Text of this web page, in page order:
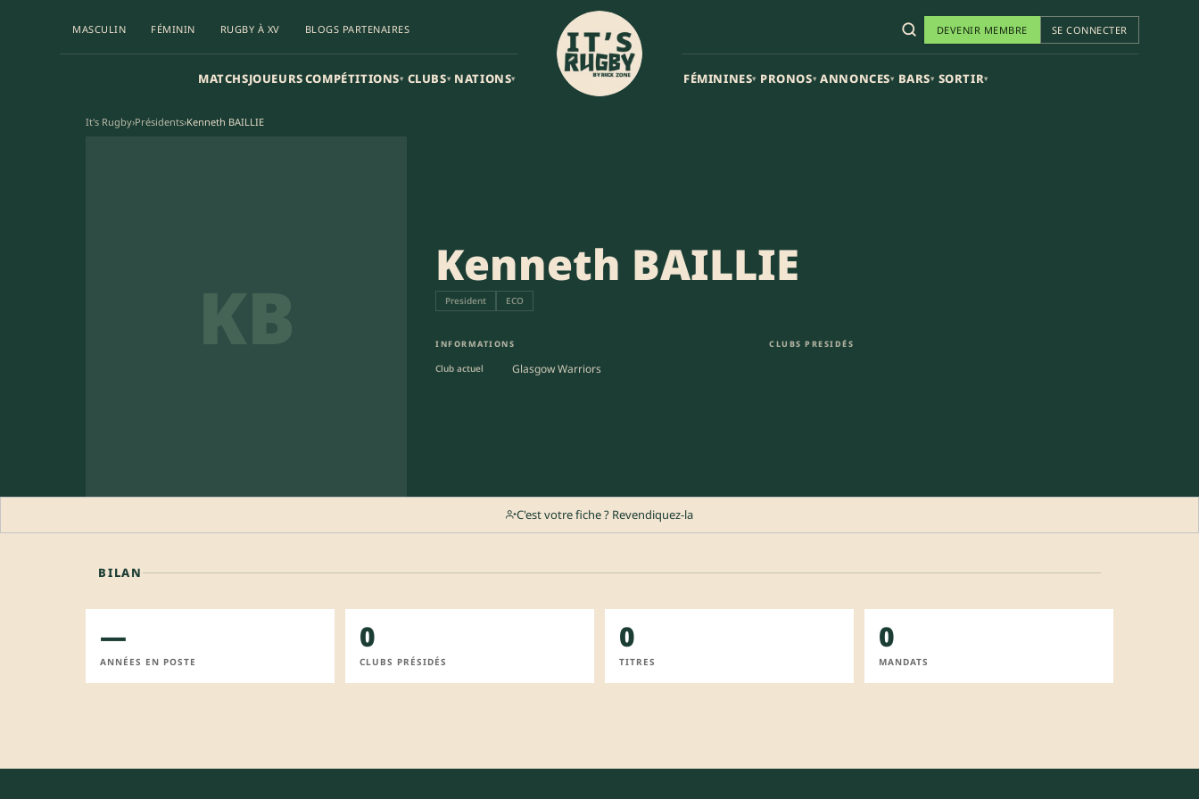
MASCULIN FÉMININ RUGBY À XV BLOGS PARTENAIRES
MATCHSJOUEURSCOMPÉTITIONS▾ CLUBS▾ NATIONS▾
DEVENIR MEMBRE SE CONNECTER
FÉMININES▾ PRONOS▾ ANNONCES▾ BARS▾ SORTIR▾
It's Rugby›Présidents›Kenneth BAILLIE
KB
Kenneth BAILLIE
President ECO
INFORMATIONS
Club actuel Glasgow Warriors
CLUBS PRESIDÉS
C'est votre fiche ? Revendiquez-la
BILAN
—
ANNÉES EN POSTE
0
CLUBS PRÉSIDÉS
0
TITRES
0
MANDATS